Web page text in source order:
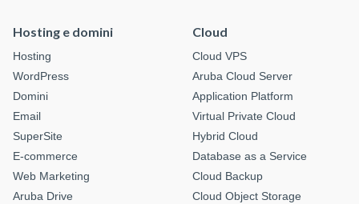
Hosting e domini
Hosting
WordPress
Domini
Email
SuperSite
E-commerce
Web Marketing
Aruba Drive
Cloud
Cloud VPS
Aruba Cloud Server
Application Platform
Virtual Private Cloud
Hybrid Cloud
Database as a Service
Cloud Backup
Cloud Object Storage